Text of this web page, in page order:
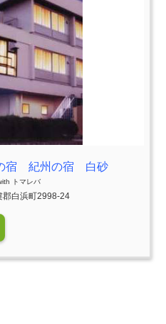
宿 紀州の宿 白砂
トマレバ
郡白浜町2998-24